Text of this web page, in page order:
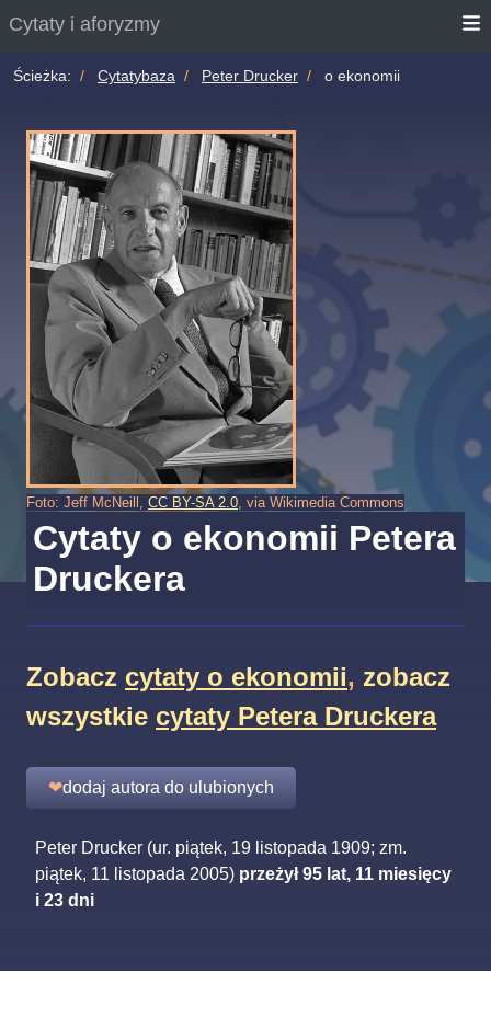
Cytaty i aforyzmy
Ścieżka: Cytatybaza Peter Drucker o ekonomii
Foto: Jeff McNeill, CC BY-SA 2.0, via Wikimedia Commons
Cytaty o ekonomii Petera
Druckera
Zobacz cytaty o ekonomii, zobacz
wszystkie cytaty Petera Druckera
❤dodaj autora do ulubionych
Peter Drucker (ur. piątek, 19 listopada 1909; zm.
piątek, 11 listopada 2005) przeżył 95 lat, 11 miesięcy
i 23 dni